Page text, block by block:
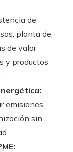
de
planta de
de valor
y productos
emisiones,
sin